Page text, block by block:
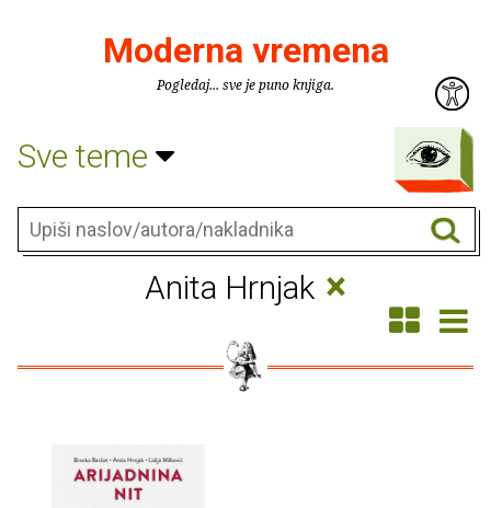
Moderna vremena
Pogledaj... sve je puno knjiga.
Sve teme
Anita Hrnjak ×